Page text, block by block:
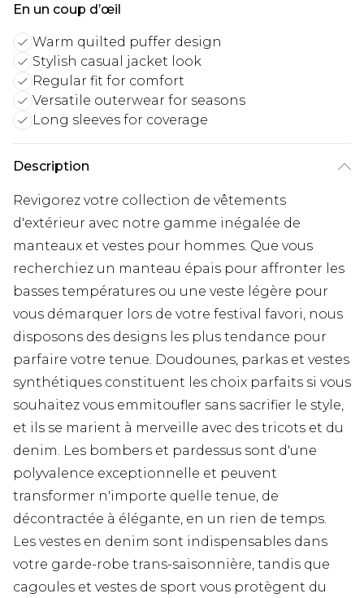
En un coup d’œil
Warm quilted puffer design
Stylish casual jacket look
Regular fit for comfort
Versatile outerwear for seasons
Long sleeves for coverage
Description
Revigorez votre collection de vêtements
d'extérieur avec notre gamme inégalée de
manteaux et vestes pour hommes. Que vous
recherchiez un manteau épais pour affronter les
basses températures ou une veste légère pour
vous démarquer lors de votre festival favori, nous
disposons des designs les plus tendance pour
parfaire votre tenue. Doudounes, parkas et vestes
synthétiques constituent les choix parfaits si vous
souhaitez vous emmitoufler sans sacrifier le style,
et ils se marient à merveille avec des tricots et du
denim. Les bombers et pardessus sont d'une
polyvalence exceptionnelle et peuvent
transformer n'importe quelle tenue, de
décontractée à élégante, en un rien de temps.
Les vestes en denim sont indispensables dans
votre garde-robe trans-saisonnière, tandis que
cagoules et vestes de sport vous protègent du